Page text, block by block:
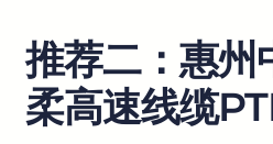
推荐二：惠州
柔高速线缆